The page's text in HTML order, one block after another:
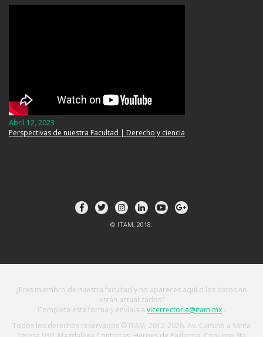
Abril 12, 2023
Perspectivas de nuestra Facultad | Derecho y ciencia
© ITAM, 2018.
¿Eres miembro de nuestra facultad y no apareces aquí o los datos no
están actualizados?
Completa esta forma y envíala a vicerrectoria@itam.mx .
Todos los derechos reservados © ITAM, 2012-2026. Av. Camino a Santa